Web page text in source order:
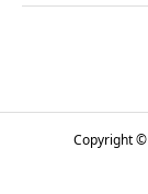
Copyright ©